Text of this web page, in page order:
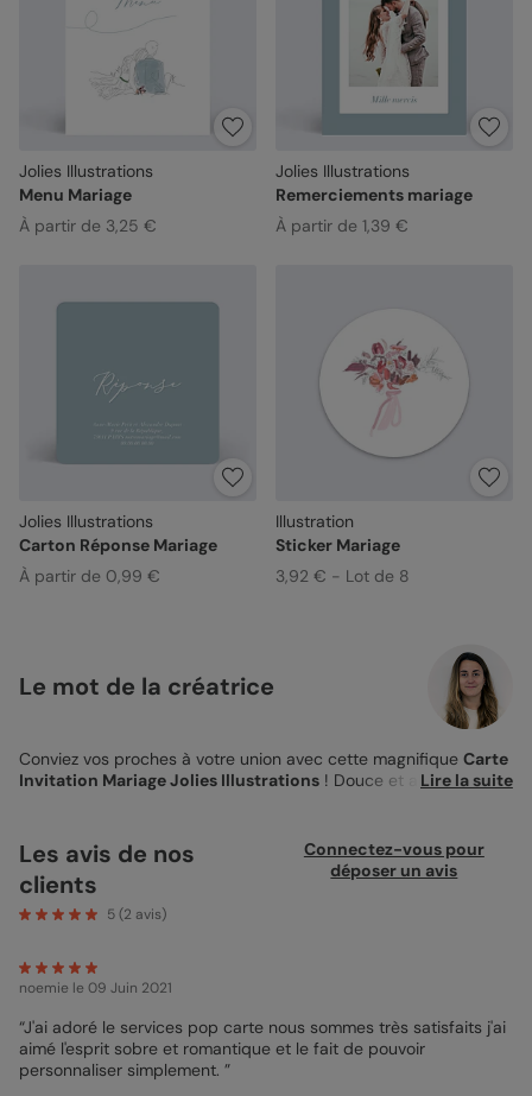
Jolies Illustrations
Menu Mariage
À partir de 3,25 €
Jolies Illustrations
Remerciements mariage
À partir de 1,39 €
Jolies Illustrations
Carton Réponse Mariage
À partir de 0,99 €
Illustration
Sticker Mariage
3,92 € - Lot de 8
Le mot de la créatrice
Conviez vos proches à votre union avec cette magnifique Carte
Invitation Mariage Jolies Illustrations ! Douce et absolument
jeunes mariés s’embrassant, pour représenter l’amour ! Au
verso, vous pourrez écrire un petit texte afin d’inviter votre
entourage à venir célébrer ce moment si précieux à vos côtés.
Pour cela, vous pouvez vous inspirer du mot pré-inscrit ou bien
vous plaît pas? Ne vous inquiétez pas, nos cartes sont 100%
personnalisables ! Insérez votre propre texte, modifiez le fond,
les couleurs ou encore ajoutez des petits accessoires ! Vous
l’aurez compris, vous êtes complètement maître de vos
créations ! Et parce qu’on veut que vos cartes vous
ressemblent, on vous laisse le choix pour le papier et les
Lire la suite
Les avis de nos
clients
5(2 avis)
Connectez-vous pour
déposer un avis
noemie le 09 Juin 2021
“J'ai adoré le services pop carte nous sommes très satisfaits j'ai
aimé l'esprit sobre et romantique et le fait de pouvoir
personnaliser simplement. ”